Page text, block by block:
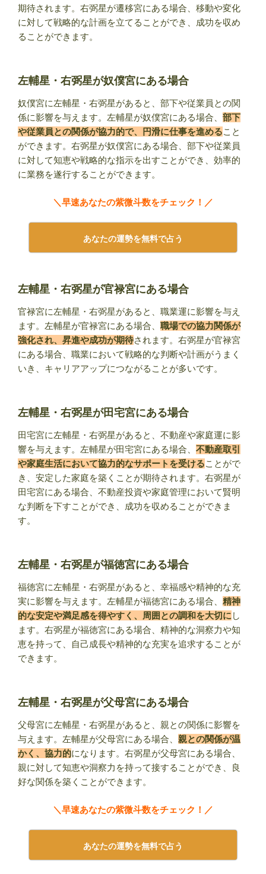
期待されます。右弼星が遷移宮にある場合、移動や変化
に対して戦略的な計画を立てることができ、成功を収め
ることができます。
左輔星・右弼星が奴僕宮にある場合
奴僕宮に左輔星・右弼星があると、部下や従業員との関
係に影響を与えます。左輔星が奴僕宮にある場合、 部下
や従業員との関係が協力的で、円滑に仕事を進めること
ができます。右弼星が奴僕宮にある場合、部下や従業員
に対して知恵や戦略的な指示を出すことができ、効率的
に業務を遂行することができます。
＼早速あなたの紫微斗数をチェック！／
あなたの運勢を無料で占う
左輔星・右弼星が官禄宮にある場合
官禄宮に左輔星・右弼星があると、職業運に影響を与え
ます。左輔星が官禄宮にある場合、 職場での協力関係が
強化され、昇進や成功が期待されます。右弼星が官禄宮
にある場合、職業において戦略的な判断や計画がうまく
いき、キャリアアップにつながることが多いです。
左輔星・右弼星が田宅宮にある場合
田宅宮に左輔星・右弼星があると、不動産や家庭運に影
響を与えます。左輔星が田宅宮にある場合、 不動産取引
や家庭生活において協力的なサポートを受けることがで
き、安定した家庭を築くことが期待されます。右弼星が
田宅宮にある場合、不動産投資や家庭管理において賢明
な判断を下すことができ、成功を収めることができま
す。
左輔星・右弼星が福徳宮にある場合
福徳宮に左輔星・右弼星があると、幸福感や精神的な充
実に影響を与えます。左輔星が福徳宮にある場合、 精神
的な安定や満足感を得やすく、周囲との調和を大切に し
ます。右弼星が福徳宮にある場合、精神的な洞察力や知
恵を持って、自己成長や精神的な充実を追求することが
できます。
左輔星・右弼星が父母宮にある場合
父母宮に左輔星・右弼星があると、親との関係に影響を
与えます。左輔星が父母宮にある場合、 親との関係が温
かく、協力的になります。右弼星が父母宮にある場合、
親に対して知恵や洞察力を持って接することができ、良
好な関係を築くことができます。
＼早速あなたの紫微斗数をチェック！／
あなたの運勢を無料で占う